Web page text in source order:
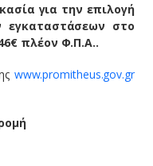
για την επιλογή
εγκαταστάσεων στο
πλέον Φ.Π.Α..
www.promitheus.gov.gr